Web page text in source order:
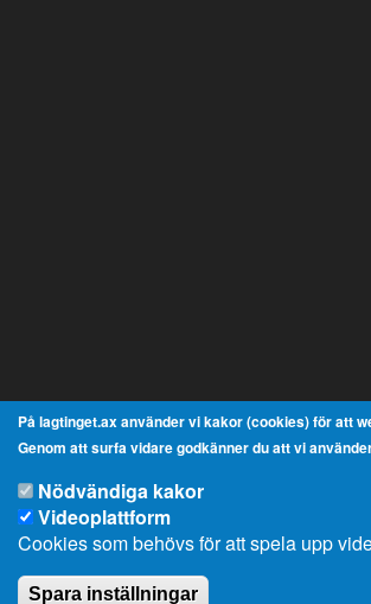
På lagtinget.ax använder vi kakor (cookies) för att
Genom att surfa vidare godkänner du att vi
Nödvändiga kakor
Videoplattform
Cookies som behövs för att spela upp
Spara inställningar